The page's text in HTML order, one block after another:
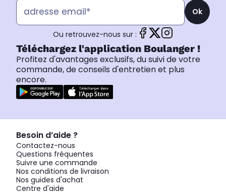
Ok
Ou retrouvez-nous sur :
Téléchargez l'application Boulanger !
Profitez d'avantages exclusifs, du suivi de votre
commande, de conseils d'entretien et plus
encore.
Besoin d’aide ?
Contactez-nous
Questions fréquentes
Suivre une commande
Nos conditions de livraison
Nos guides d'achat
Centre d'aide